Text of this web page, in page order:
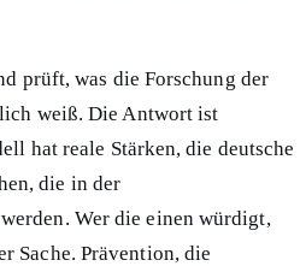
prüft, was die Forschung der
weiß. Die Antwort ist
hat reale Stärken, die deutsche
die in der
Wer die einen würdigt,
Sache. Prävention, die